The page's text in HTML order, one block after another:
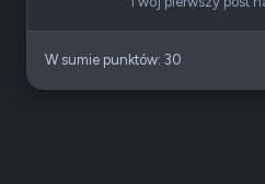
W sumie punktów: 30